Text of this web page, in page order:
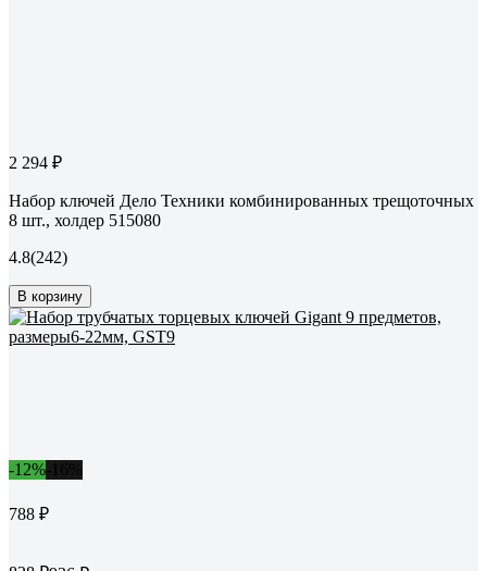
2 294 ₽
Набор ключей Дело Техники комбинированных трещоточных
8 шт., холдер 515080
4.8(242)
В корзину
-12%
788 ₽